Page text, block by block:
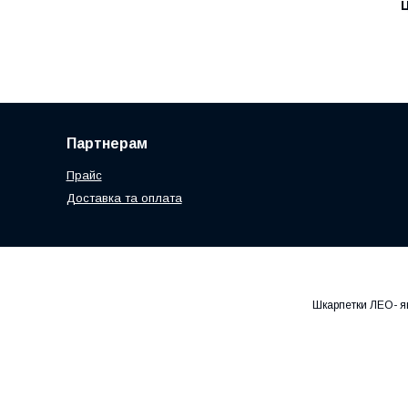
Партнерам
Прайс
Доставка та оплата